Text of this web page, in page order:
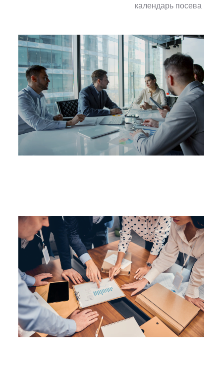
календарь посева